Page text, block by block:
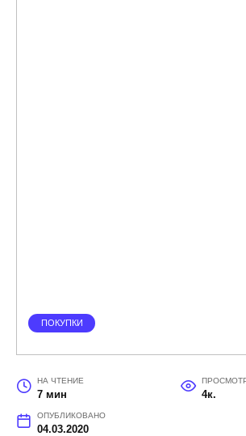
ПОКУПКИ
НА ЧТЕНИЕ
7 мин 4к.
ОПУБЛИКОВАНО
04.03.2020